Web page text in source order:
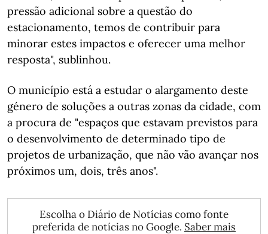
pressão adicional sobre a questão do
estacionamento, temos de contribuir para
minorar estes impactos e oferecer uma melhor
resposta", sublinhou.
O município está a estudar o alargamento deste
género de soluções a outras zonas da cidade, com
a procura de "espaços que estavam previstos para
o desenvolvimento de determinado tipo de
projetos de urbanização, que não vão avançar nos
próximos um, dois, três anos".
Escolha o Diário de Notícias como fonte
preferida de notícias no Google. Saber mais